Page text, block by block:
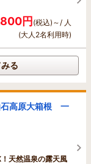
円(税込)～/ 人
(大人2名利用時)
る
高原大箱根 一
天然温泉の露天風